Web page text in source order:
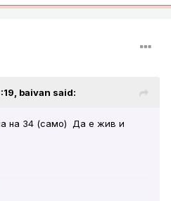
baivan said:
на 34 (само) Да е жив и